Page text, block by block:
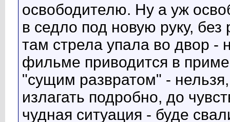
освободителю. Ну а уж
в седло под новую руку, без
там стрела упала во двор -
фильме приводится в
"сущим развратом" -
излагать подробно, до
чудная ситуация - буде